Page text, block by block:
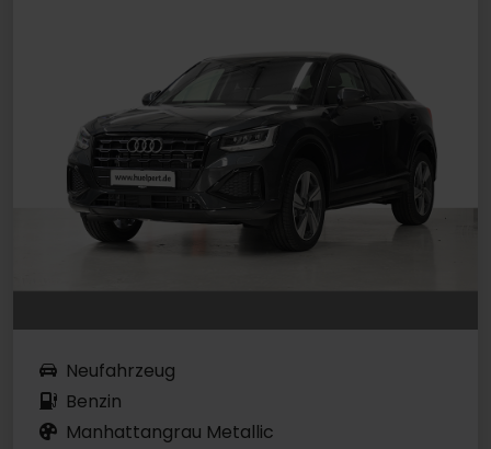
Neufahrzeug
Benzin
Manhattangrau Metallic